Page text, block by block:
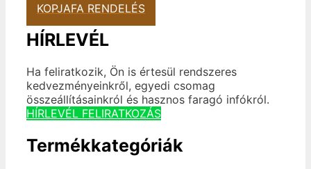
KOPJAFA RENDELÉS
HÍRLEVÉL
Ha feliratkozik, Ön is értesül rendszeres
kedvezményeinkről, egyedi csomag
összeállításainkról és hasznos faragó infókról.
HÍRLEVÉL FELIRATKOZÁS
Termékkategóriák